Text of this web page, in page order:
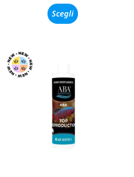
Scegli